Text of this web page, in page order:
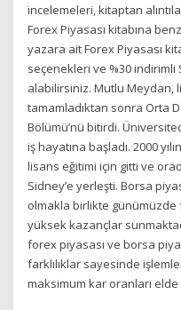
incelemeleri, kitaptan
Forex Piyasası kitabına
yazara ait Forex Piyasası
seçenekleri ve %30 indirimli
alabilirsiniz. Mutlu Meydan,
tamamladıktan sonra Orta
Bölümü’nü bitirdi.
iş hayatına başladı. 2000
lisans eğitimi için gitti ve
Sidney’e yerleşti. Borsa
olmakla birlikte
yüksek kazançlar
forex piyasası ve borsa
farklılıklar sayesinde
maksimum kar oranları